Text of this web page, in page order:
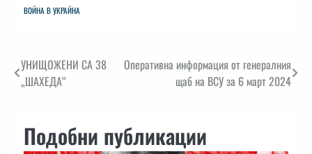
ВОЙНА В УКРАЙНА
Навигация
УНИЩОЖЕНИ СА 38
„ШАХЕДА“
Оперативна информация от генералния
щаб на ВСУ за 6 март 2024
Подобни публикации